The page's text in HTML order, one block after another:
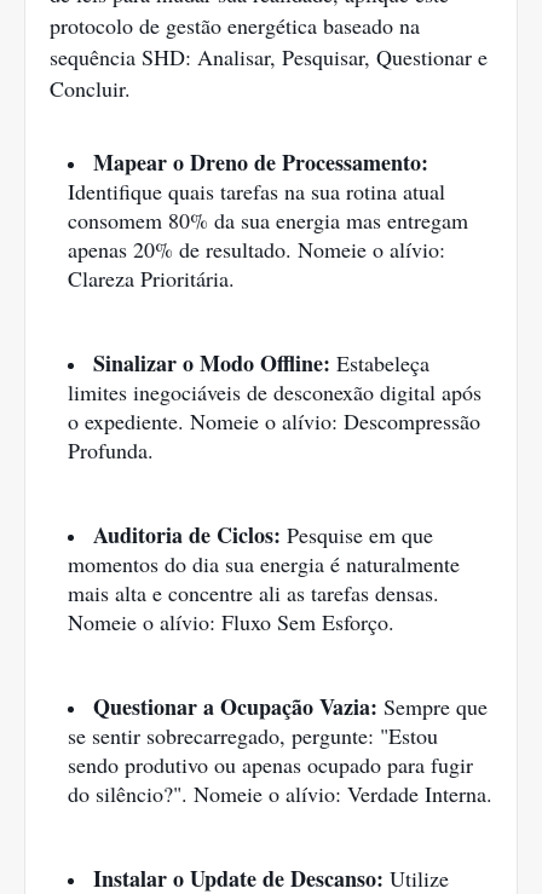
protocolo de gestão energética baseado na
sequência SHD: Analisar, Pesquisar, Questionar e
Concluir.
Mapear o Dreno de Processamento:
Identifique quais tarefas na sua rotina atual
consomem 80% da sua energia mas entregam
apenas 20% de resultado. Nomeie o alívio:
Clareza Prioritária.
Sinalizar o Modo Offline: Estabeleça
limites inegociáveis de desconexão digital após
o expediente. Nomeie o alívio: Descompressão
Profunda.
Auditoria de Ciclos: Pesquise em que
momentos do dia sua energia é naturalmente
mais alta e concentre ali as tarefas densas.
Nomeie o alívio: Fluxo Sem Esforço.
Questionar a Ocupação Vazia: Sempre que
se sentir sobrecarregado, pergunte: "Estou
sendo produtivo ou apenas ocupado para fugir
do silêncio?". Nomeie o alívio: Verdade Interna.
Instalar o Update de Descanso: Utilize